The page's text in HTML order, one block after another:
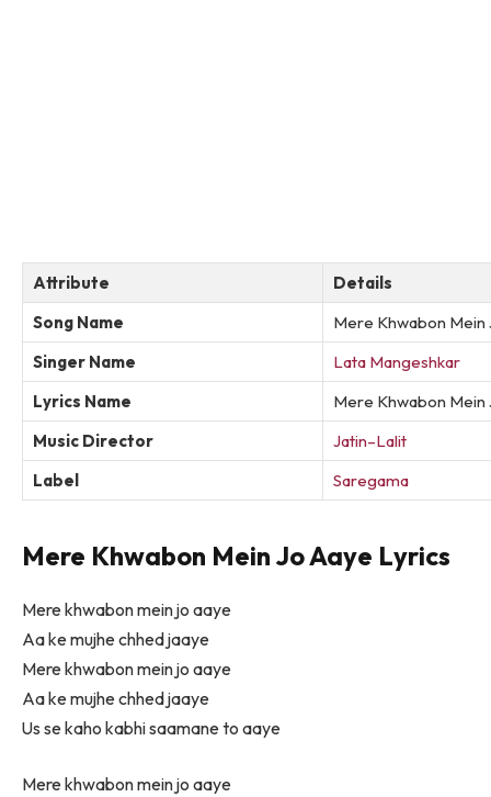
Attribute
Details
Song Name
Mere Khwabon Mein
Singer Name
Lata Mangeshkar
Lyrics Name
Mere Khwabon Mein
Music Director
Jatin–Lalit
Label
Saregama
Mere Khwabon Mein Jo Aaye Lyrics
Mere khwabon mein jo aaye
Aa ke mujhe chhed jaaye
Mere khwabon mein jo aaye
Aa ke mujhe chhed jaaye
Us se kaho kabhi saamane to aaye
Mere khwabon mein jo aaye